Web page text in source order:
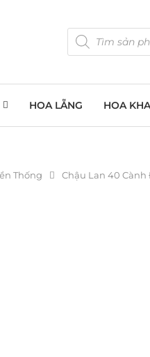
HOA LẴNG HOA
Thống Chậu Lan 40